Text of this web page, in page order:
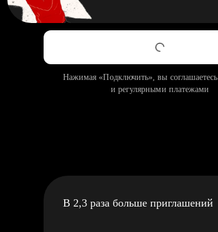
Нажимая «Подключить», вы соглашаетесь
и регулярными платежами
В 2,3 раза больше приглашений